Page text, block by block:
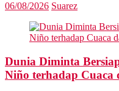
06/08/2026 Suarez
Dunia Diminta
Niño terhadap Cuaca